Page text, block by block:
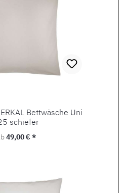
Bettwäsche Uni
schiefer
Preis:
49,00 € *